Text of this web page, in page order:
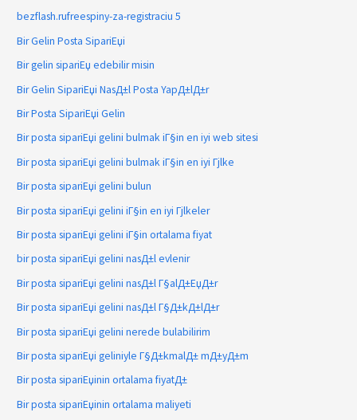
bezflash.rufreespiny-za-registraciu 5
Bir Gelin Posta SipariЕџi
Bir gelin sipariЕџ edebilir misin
Bir Gelin SipariЕџi NasД±l Posta YapД±lД±r
Bir Posta SipariЕџi Gelin
Bir posta sipariЕџi gelini bulmak iГ§in en iyi web sitesi
Bir posta sipariЕџi gelini bulmak iГ§in en iyi Гјlke
Bir posta sipariЕџi gelini bulun
Bir posta sipariЕџi gelini iГ§in en iyi Гјlkeler
Bir posta sipariЕџi gelini iГ§in ortalama fiyat
bir posta sipariЕџi gelini nasД±l evlenir
Bir posta sipariЕџi gelini nasД±l Г§alД±ЕџД±r
Bir posta sipariЕџi gelini nasД±l Г§Д±kД±lД±r
Bir posta sipariЕџi gelini nerede bulabilirim
Bir posta sipariЕџi geliniyle Г§Д±kmalД± mД±yД±m
Bir posta sipariЕџinin ortalama fiyatД±
Bir posta sipariЕџinin ortalama maliyeti